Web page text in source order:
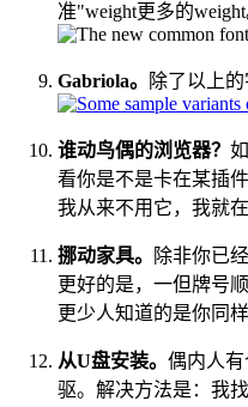
准"weight更多的weight
Gabriola。 除了以上
谁动鸟偶的浏览器？
看你是不是卡在某插
我从来不用它，我就
挪动家具。
除非你已
更好的是，一但牌号
更少人知道的是你同
从U盘安装。 偶内人有
驱。解决方法是：我